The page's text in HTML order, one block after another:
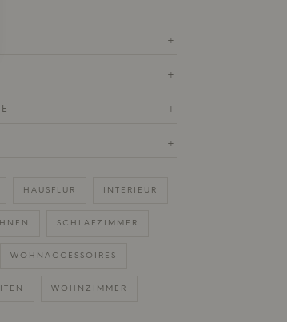
+
+
+
+
HAUSFLUR INTERIEUR
SCHLAFZIMMER
WOHNACCESSOIRES
WOHNZIMMER